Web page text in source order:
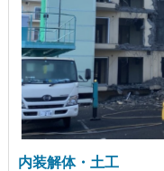
内装解体・土工